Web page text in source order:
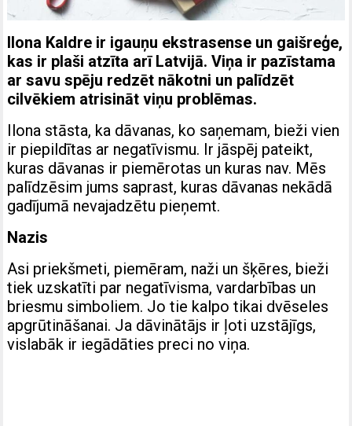
Ilona Kaldre ir igauņu ekstrasense un gaišreģe,
kas ir plaši atzīta arī Latvijā. Viņa ir pazīstama
ar savu spēju redzēt nākotni un palīdzēt
cilvēkiem atrisināt viņu problēmas.
Ilona stāsta, ka dāvanas, ko saņemam, bieži vien
ir piepildītas ar negatīvismu. Ir jāspēj pateikt,
kuras dāvanas ir piemērotas un kuras nav. Mēs
palīdzēsim jums saprast, kuras dāvanas nekādā
gadījumā nevajadzētu pieņemt.
Nazis
Asi priekšmeti, piemēram, naži un šķēres, bieži
tiek uzskatīti par negatīvisma, vardarbības un
briesmu simboliem. Jo tie kalpo tikai dvēseles
apgrūtināšanai. Ja dāvinātājs ir ļoti uzstājīgs,
vislabāk ir iegādāties preci no viņa.